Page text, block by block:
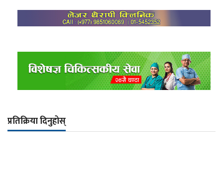
प्रतिक्रिया दिनुहोस्